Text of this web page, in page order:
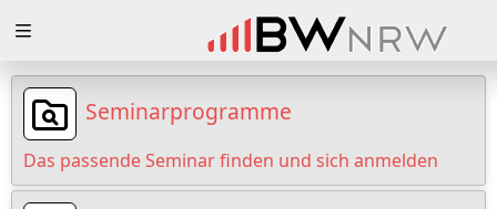
Loading
Loading
Loading
Seminarprogramme
Das passende Seminar finden und sich anmelden